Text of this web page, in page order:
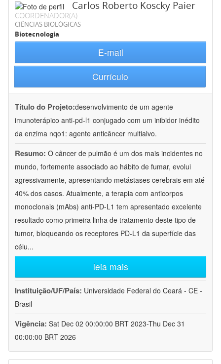
Carlos Roberto Koscky Paier
COORDENADOR(A)
CIÊNCIAS BIOLÓGICAS
Biotecnologia
E-mail
Currículo
Título do Projeto:desenvolvimento de um agente
imunoterápico anti-pd-l1 conjugado com um inibidor inédito
da enzima nqo1: agente anticâncer multialvo.
Resumo: O câncer de pulmão é um dos mais incidentes no
mundo, fortemente associado ao hábito de fumar, evolui
agressivamente, apresentando metástases cerebrais em até
40% dos casos. Atualmente, a terapia com anticorpos
monoclonais (mAbs) anti-PD-L1 tem apresentado excelente
resultado como primeira linha de tratamento deste tipo de
tumor, bloqueando os receptores PD-L1 da superfície das
célu...
leia mais
Instituição/UF/País: Universidade Federal do Ceará - CE -
Brasil
Vigência: Sat Dec 02 00:00:00 BRT 2023-Thu Dec 31
00:00:00 BRT 2026